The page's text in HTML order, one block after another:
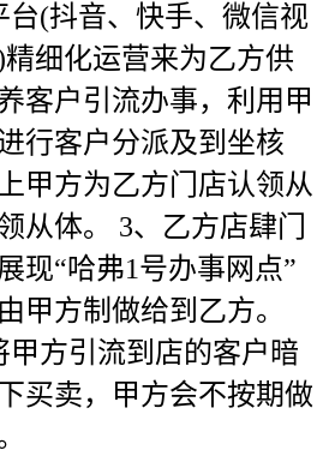
台(抖音、快手、微信视
细化运营来为乙方供
客户引流办事，利用甲
行客户分派及到坐核
甲方为乙方门店认领从
从体。 3、乙方店肆门
现“哈弗1号办事网点”
甲方制做给到乙方。
甲方引流到店的客户暗
买卖，甲方会不按期做